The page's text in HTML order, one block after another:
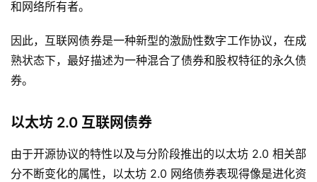
和网络所有者。
因此，互联网债券是一种新型的激励性数字工作协议，在成
熟状态下，最好描述为一种混合了债券和股权特征的永久债
券。
以太坊 2.0 互联网债券
由于开源协议的特性以及与分阶段推出的以太坊 2.0 相关部
分不断变化的属性，以太坊 2.0 网络债券表现得像是进化资